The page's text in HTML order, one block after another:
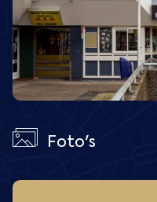
Foto's